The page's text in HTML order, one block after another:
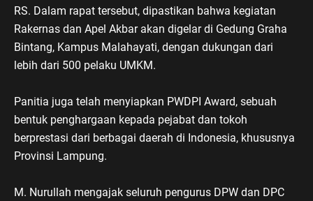
RS. Dalam rapat tersebut, dipastikan bahwa kegiatan
Rakernas dan Apel Akbar akan digelar di Gedung Graha
Bintang, Kampus Malahayati, dengan dukungan dari
lebih dari 500 pelaku UMKM.
Panitia juga telah menyiapkan PWDPI Award, sebuah
bentuk penghargaan kepada pejabat dan tokoh
berprestasi dari berbagai daerah di Indonesia, khususnya
Provinsi Lampung.
M. Nurullah mengajak seluruh pengurus DPW dan DPC